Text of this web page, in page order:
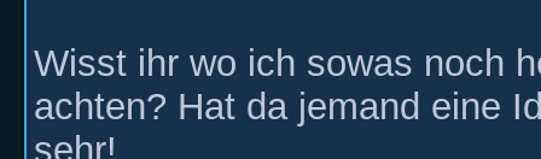
Wisst ihr wo ich sowas noch
achten? Hat da jemand eine
sehr!